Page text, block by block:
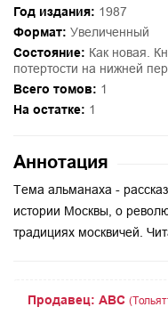
Год издания: 1987
Формат: Увеличенный
Состояние: Как новая.
потертости на нижней
Всего томов: 1
На остатке: 1
Аннотация
Тема альманаха -
истории Москвы, о
традициях москвичей.
Продавец: ABC